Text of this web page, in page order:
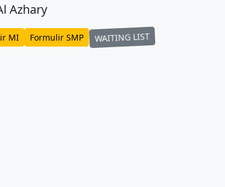
Azhary
MI Formulir SMP WAITING LIST